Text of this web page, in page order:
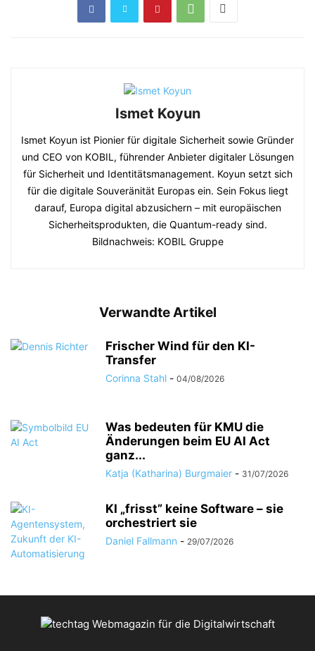
Ismet Koyun
Ismet Koyun ist Pionier für digitale Sicherheit sowie Gründer
und CEO von KOBIL, führender Anbieter digitaler Lösungen
für Sicherheit und Identitätsmanagement. Koyun setzt sich
für die digitale Souveränität Europas ein. Sein Fokus liegt
darauf, Europa digital abzusichern – mit europäischen
Sicherheitsprodukten, die Quantum-ready sind.
Bildnachweis: KOBIL Gruppe
Verwandte Artikel
Frischer Wind für den KI-
Transfer
Corinna Stahl - 04/08/2026
Was bedeuten für KMU die
Änderungen beim EU AI Act
ganz...
Katja (Katharina) Burgmaier - 31/07/2026
KI „frisst” keine Software – sie
orchestriert sie
Daniel Fallmann - 29/07/2026